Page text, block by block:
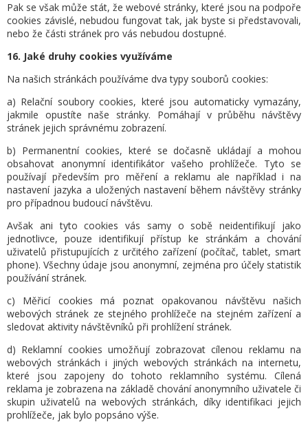
Pak se však může stát, že webové stránky, které jsou na podpoře
cookies závislé, nebudou fungovat tak, jak byste si představovali,
nebo že části stránek pro vás nebudou dostupné.
16. Jaké druhy cookies využíváme
Na našich stránkách používáme dva typy souborů cookies:
a) Relační soubory cookies, které jsou automaticky vymazány,
jakmile opustíte naše stránky. Pomáhají v průběhu návštěvy
stránek jejich správnému zobrazení.
b) Permanentní cookies, které se dočasně ukládají a mohou
obsahovat anonymní identifikátor vašeho prohlížeče. Tyto se
používají především pro měření a reklamu ale například i na
nastavení jazyka a uložených nastavení během návštěvy stránky
pro případnou budoucí návštěvu.
Avšak ani tyto cookies vás samy o sobě neidentifikují jako
jednotlivce, pouze identifikují přístup ke stránkám a chování
uživatelů přistupujících z určitého zařízení (počítač, tablet, smart
phone). Všechny údaje jsou anonymní, zejména pro účely statistik
používání stránek.
c) Měřicí cookies má poznat opakovanou návštěvu našich
webových stránek ze stejného prohlížeče na stejném zařízení a
sledovat aktivity návštěvníků při prohlížení stránek.
d) Reklamní cookies umožňují zobrazovat cílenou reklamu na
webových stránkách i jiných webových stránkách na internetu,
které jsou zapojeny do tohoto reklamního systému. Cílená
reklama je zobrazena na základě chování anonymního uživatele či
skupin uživatelů na webových stránkách, díky identifikaci jejich
prohlížeče, jak bylo popsáno výše.